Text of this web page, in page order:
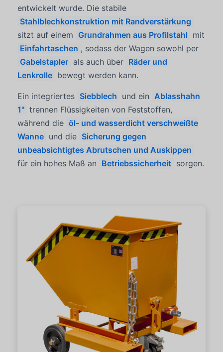
entwickelt wurde. Die stabile
Stahlblechkonstruktion mit Randverstärkung
sitzt auf einem Grundrahmen aus Profilstahl mit
Einfahrtaschen , sodass der Wagen sowohl per
Gabelstapler als auch über Räder und
Lenkrolle bewegt werden kann.
Ein integriertes Siebblech und ein Ablasshahn
1" trennen Flüssigkeiten von Feststoffen,
während die öl- und wasserdicht verschweißte
Wanne und die Sicherung gegen
unbeabsichtigtes Abrutschen und Auskippen
für ein hohes Maß an Betriebssicherheit sorgen.